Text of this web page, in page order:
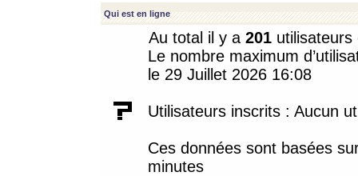
Qui est en ligne
Au total il y a 201
Le nombre maximum
le 29 Juillet 2026 16:08
Utilisateurs inscrits : Aucun
Ces données sont basées
minutes